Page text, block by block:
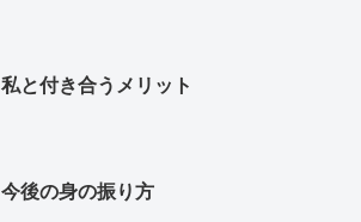
私と付き合うメリット
今後の身の振り方